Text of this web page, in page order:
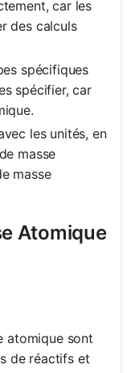
car les
des calculs
spécifiques
spécifier, car
les unités, en
masse
masse
Atomique
atomique sont
de réactifs et